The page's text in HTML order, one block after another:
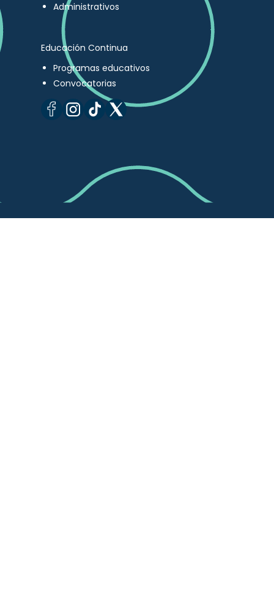
Administrativos
Educación Continua
Programas educativos
Convocatorias